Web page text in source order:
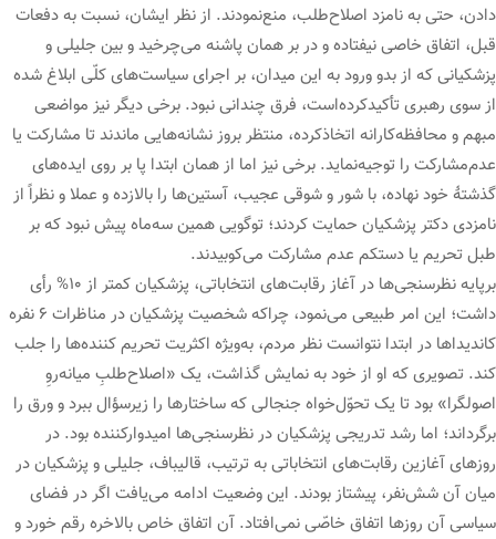
دادن، حتی به نامزد اصلاح‌طلب، منع‌نمودند. از نظر ایشان، نسبت به دفعات
قبل، اتفاق خاصی نیفتاده و در بر همان پاشنه می‌چرخید و بین جلیلی و
پزشکیانی که از بدو ورود به این میدان، بر اجرای سیاست‌های کلّی ابلاغ شده
از سوی رهبری تأکیدکرده‌است، فرق چندانی نبود. برخی دیگر نیز مواضعی
مبهم و محافظه‌کارانه اتخاذکرده، منتظر بروز نشانه‌هایی ماندند تا مشارکت یا
عدم‌مشارکت را توجیه‌نماید. برخی نیز اما از همان ابتدا پا بر روی ایده‌های
گذشتۀ خود نهاده، با شور و شوقی عجیب، آستین‌ها را بالازده و عملا و نظراً از
نامزدی دکتر پزشکیان حمایت کردند؛ توگویی همین سه‌ماه پیش نبود که بر
طبل تحریم یا دستکم عدم مشارکت می‌کوبیدند.
برپایه نظرسنجی‌ها در آغاز رقابت‌های انتخاباتی، پزشکیان کمتر از ۱۰% رأی
داشت؛ این امر طبیعی می‌نمود، چراکه شخصیت پزشکیان در مناظرات ۶ نفره
کاندیداها در ابتدا نتوانست نظر مردم، به‌ویژه اکثریت تحریم کننده‌ها را جلب
کند. تصویری که او از خود به نمایش گذاشت، یک «اصلاح‌طلبِ میانه‌روِ
اصولگرا» بود تا یک تحوّل‌خواه جنجالی که ساختارها را زیرسؤال ببرد و ورق را
برگرداند؛ اما رشد تدریجی پزشکیان در نظرسنجی‌ها امیدوارکننده بود. در
روزهای آغازین رقابت‌های انتخاباتی به ترتیب، قالیباف، جلیلی و پزشکیان در
میان آن شش‌نفر، پیشتاز بودند. این وضعیت ادامه می‌یافت اگر در فضای
سیاسی آن روزها اتفاق خاصّی نمی‌افتاد. آن اتفاق خاص بالاخره رقم خورد و